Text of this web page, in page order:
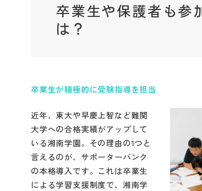
卒業生や保護者も参
は？
卒業生が積極的に受験指導を担当
近年、東大や早慶上智など難関
大学への合格実績がアップして
いる湘南学園。その理由の1つと
言えるのが、サポーターバンク
の本格導入です。これは卒業生
による学習支援制度で、湘南学